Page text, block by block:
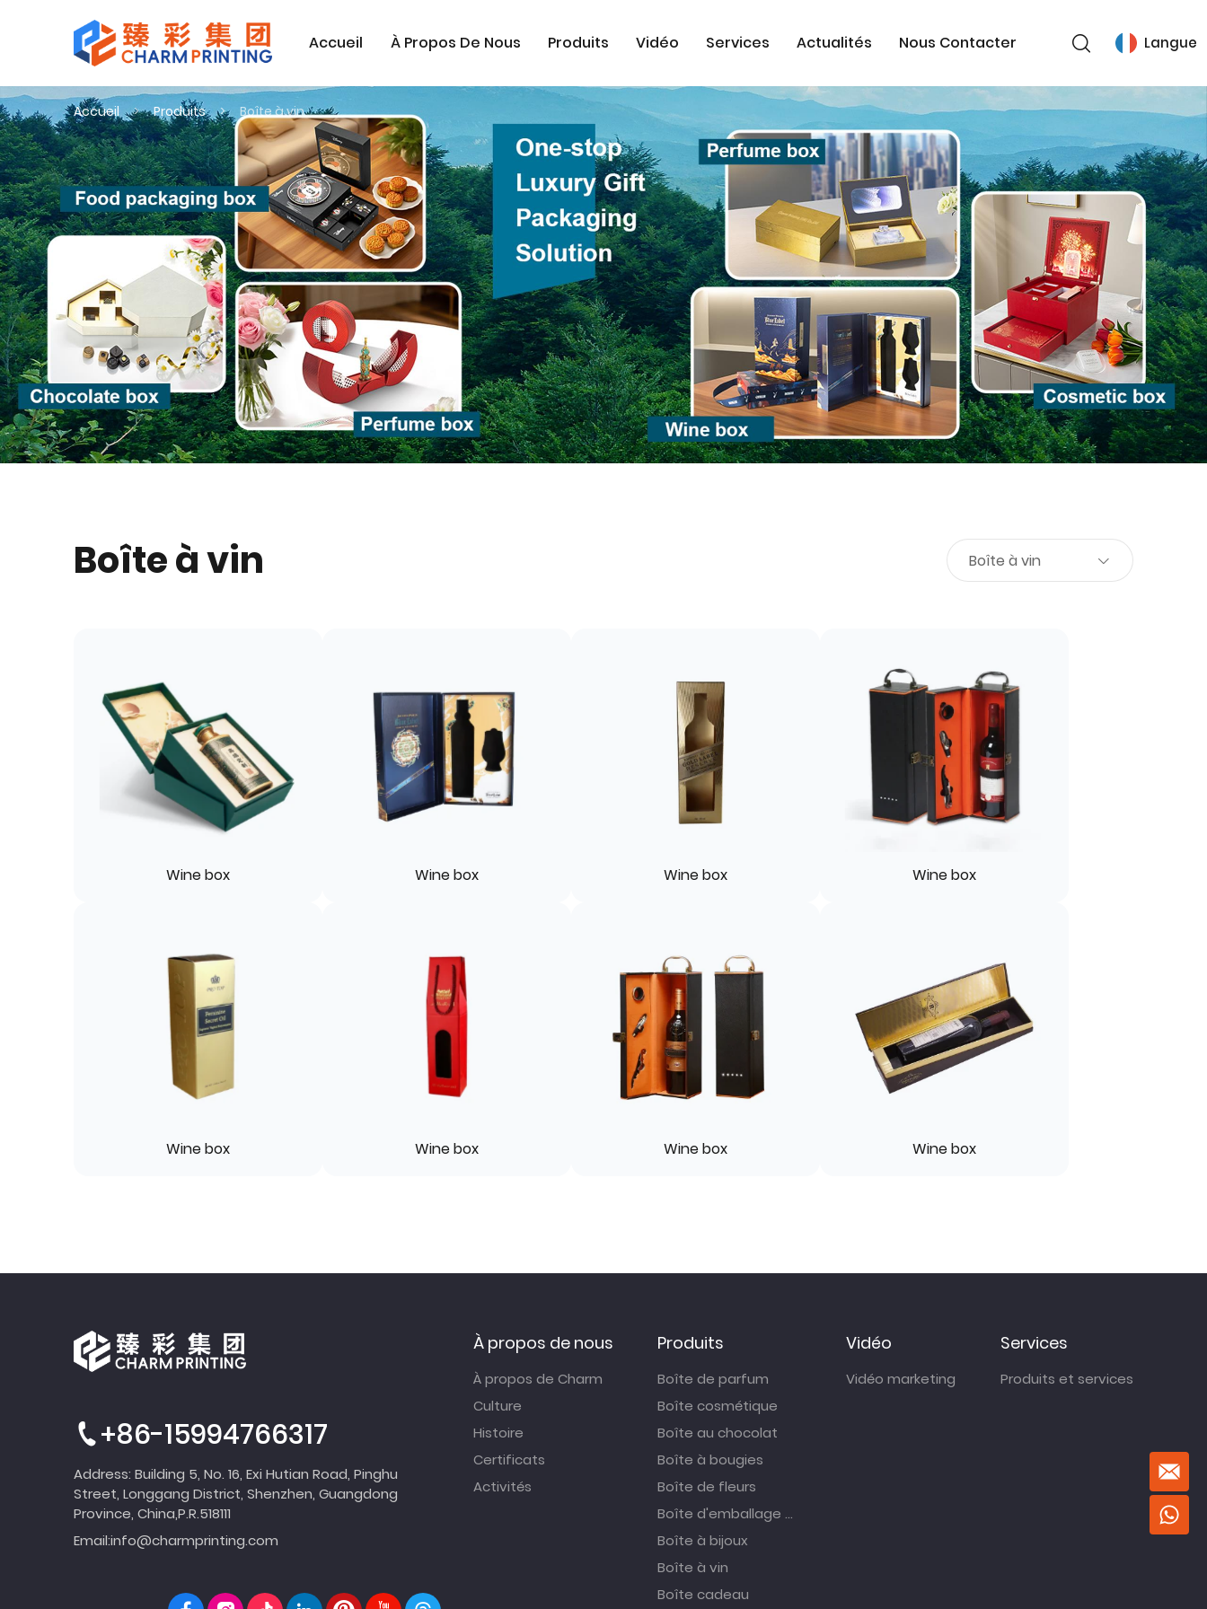
Accueil À Propos De Nous Produits Vidéo Services Actualités Nous Contacter Langue
Accueil Produits Boîte à vin
Boîte à vin Boîte à vin
Wine box Wine box Wine box Wine box
Wine box Wine box Wine box Wine box
+86-15994766317
Address: Building 5, No. 16, Exi Hutian Road, Pinghu
Street, Longgang District, Shenzhen, Guangdong
Province, China,P.R.518111
Email:info@charmprinting.com
À propos de nous
À propos de Charm
Culture
Histoire
Certificats
Activités
Produits
Boîte de parfum
Boîte cosmétique
Boîte au chocolat
Boîte à bougies
Boîte de fleurs
Boîte d'emballage alimentaire
Boîte à bijoux
Boîte à vin
Boîte cadeau
Vidéo
Vidéo marketing
Services
Produits et services